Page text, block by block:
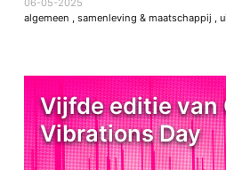
06-05-2025
algemeen , samenleving & maatschappij ,
Vijfde editie van
Vibrations Day